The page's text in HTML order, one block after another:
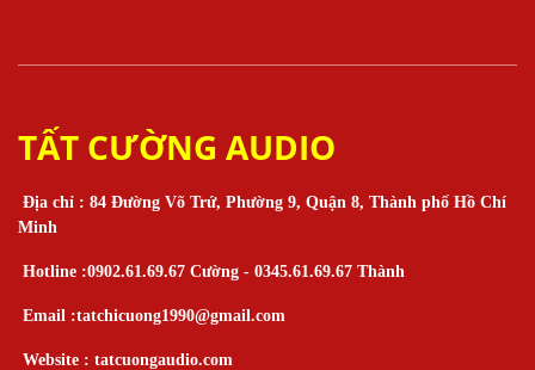
TẤT CƯỜNG AUDIO
Địa chỉ : 84 Đường Võ Trứ, Phường 9, Quận 8, Thành phố Hồ Chí
Minh
Hotline :0902.61.69.67 Cường - 0345.61.69.67 Thành
Email :tatchicuong1990@gmail.com
Website : tatcuongaudio.com